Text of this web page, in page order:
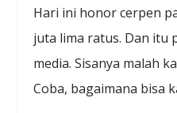
Hari ini honor cerpen
juta lima ratus. Dan itu
media. Sisanya malah
Coba, bagaimana bisa